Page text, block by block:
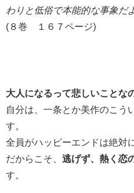
わりと低俗で本能的な事象だ
(８巻 １６７ページ)
大人になるって悲しいことな
自分は、一条とか美作のこう
す。
全員がハッピーエンドは絶対
だからこそ、 逃げず、熱く恋
す。